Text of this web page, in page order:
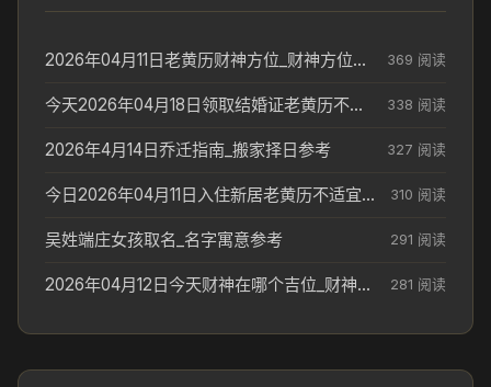
2026年04月11日老黄历财神方位_财神方位与供奉讲究 369 阅读
今天2026年04月18日领取结婚证老黄历不适合吗_领证日期参考 338 阅读
2026年4月14日乔迁指南_搬家择日参考 327 阅读
今日2026年04月11日入住新居老黄历不适宜吗_搬家择日参考 310 阅读
吴姓端庄女孩取名_名字寓意参考 291 阅读
2026年04月12日今天财神在哪个吉位_财神方位参考 281 阅读